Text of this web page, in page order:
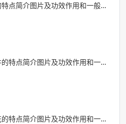
苦丁茶的特点简介图片及功效作用和一般价位多少钱一斤
大佛龙井的特点简介图片及功效作用和一般价位多少钱一斤
桐城小花的特点简介图片及功效作用和一般价位多少钱一斤